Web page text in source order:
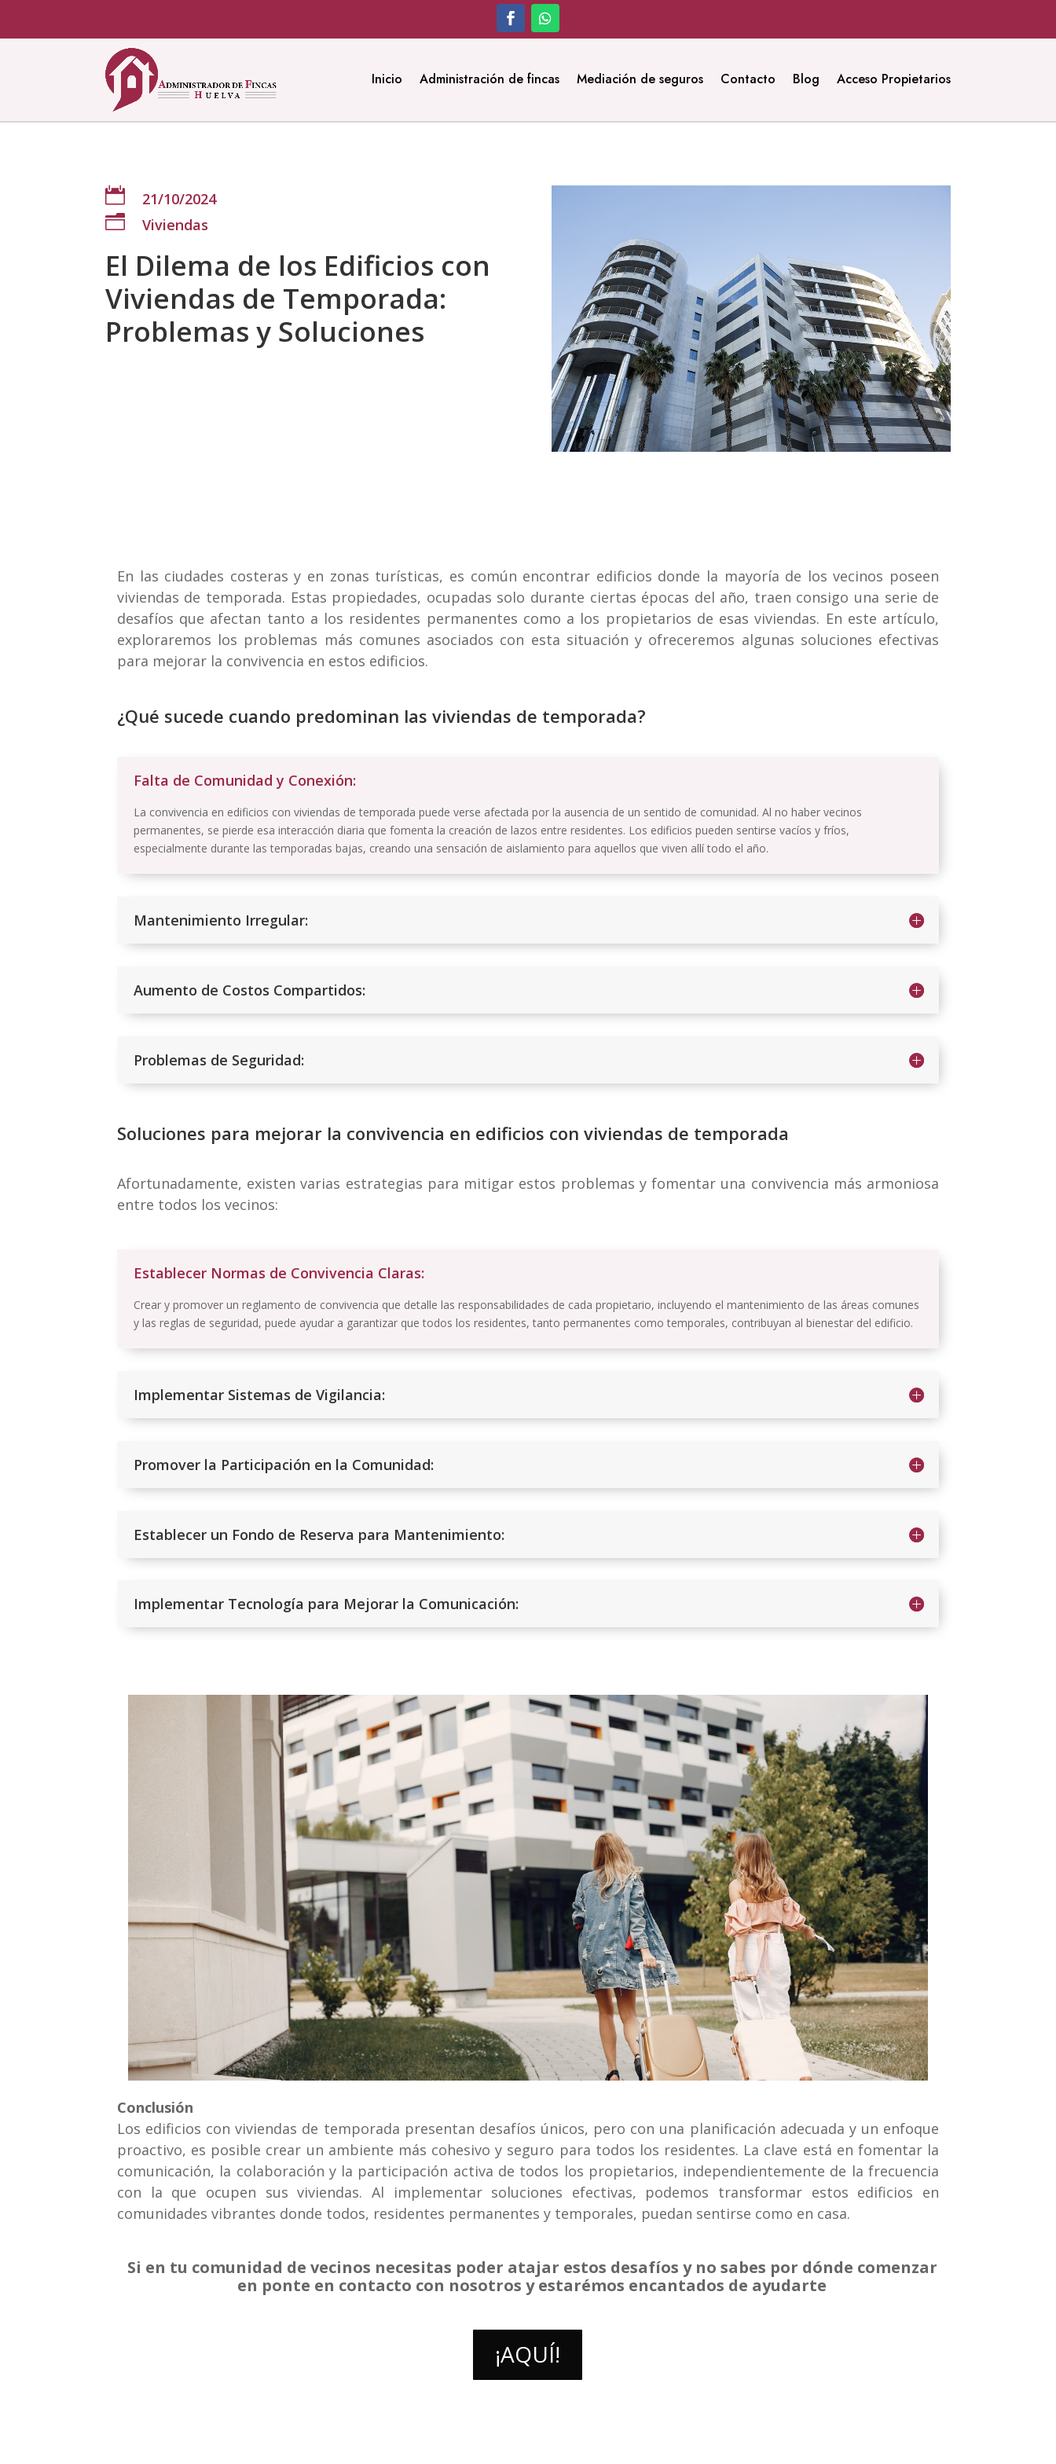
Inicio Administración de fincas Mediación de seguros Contacto Blog Acceso Propietarios
 21/10/2024
n Viviendas
El Dilema de los Edificios con
Viviendas de Temporada:
Problemas y Soluciones
En las ciudades costeras y en zonas turísticas, es común encontrar edificios donde la mayoría de los vecinos poseen
viviendas de temporada. Estas propiedades, ocupadas solo durante ciertas épocas del año, traen consigo una serie de
desafíos que afectan tanto a los residentes permanentes como a los propietarios de esas viviendas. En este artículo,
exploraremos los problemas más comunes asociados con esta situación y ofreceremos algunas soluciones efectivas
para mejorar la convivencia en estos edificios.
¿Qué sucede cuando predominan las viviendas de temporada?
Falta de Comunidad y Conexión:
La convivencia en edificios con viviendas de temporada puede verse afectada por la ausencia de un sentido de comunidad. Al no haber vecinos
permanentes, se pierde esa interacción diaria que fomenta la creación de lazos entre residentes. Los edificios pueden sentirse vacíos y fríos,
especialmente durante las temporadas bajas, creando una sensación de aislamiento para aquellos que viven allí todo el año.
Mantenimiento Irregular:
Aumento de Costos Compartidos:
Problemas de Seguridad:
Soluciones para mejorar la convivencia en edificios con viviendas de temporada
Afortunadamente, existen varias estrategias para mitigar estos problemas y fomentar una convivencia más armoniosa
entre todos los vecinos:
Establecer Normas de Convivencia Claras:
Crear y promover un reglamento de convivencia que detalle las responsabilidades de cada propietario, incluyendo el mantenimiento de las áreas comunes
y las reglas de seguridad, puede ayudar a garantizar que todos los residentes, tanto permanentes como temporales, contribuyan al bienestar del edificio.
Implementar Sistemas de Vigilancia:
Promover la Participación en la Comunidad:
Establecer un Fondo de Reserva para Mantenimiento:
Implementar Tecnología para Mejorar la Comunicación:
Conclusión
Los edificios con viviendas de temporada presentan desafíos únicos, pero con una planificación adecuada y un enfoque
proactivo, es posible crear un ambiente más cohesivo y seguro para todos los residentes. La clave está en fomentar la
comunicación, la colaboración y la participación activa de todos los propietarios, independientemente de la frecuencia
con la que ocupen sus viviendas. Al implementar soluciones efectivas, podemos transformar estos edificios en
comunidades vibrantes donde todos, residentes permanentes y temporales, puedan sentirse como en casa.
Si en tu comunidad de vecinos necesitas poder atajar estos desafíos y no sabes por dónde comenzar
en ponte en contacto con nosotros y estarémos encantados de ayudarte
¡AQUÍ!